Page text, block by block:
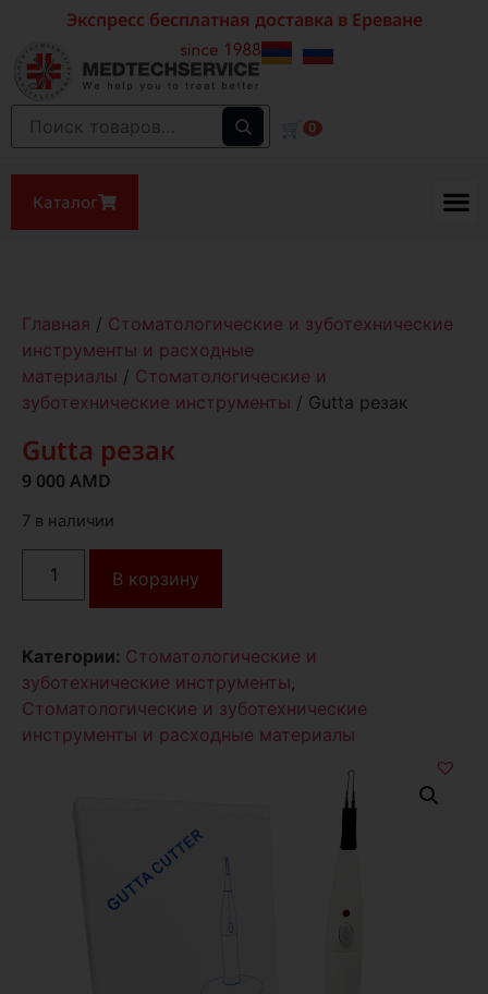
Экспресс бесплатная доставка в Ереване
🛒 0
Каталог
Главная / Стоматологические и зуботехнические
инструменты и расходные
материалы / Стоматологические и
зуботехнические инструменты / Gutta резак
Gutta резак
9 000 AMD
7 в наличии
В корзину
Категории: Стоматологические и
зуботехнические инструменты,
Стоматологические и зуботехнические
инструменты и расходные материалы